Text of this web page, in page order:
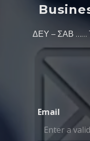
ΔΕΥ – ΣΑΒ ……
Email